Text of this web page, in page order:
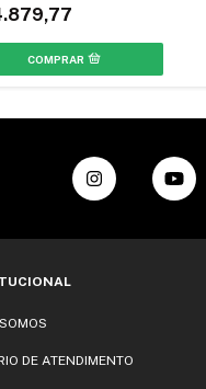
DE ATENDIMENTO